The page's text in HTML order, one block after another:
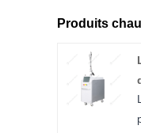
Produits